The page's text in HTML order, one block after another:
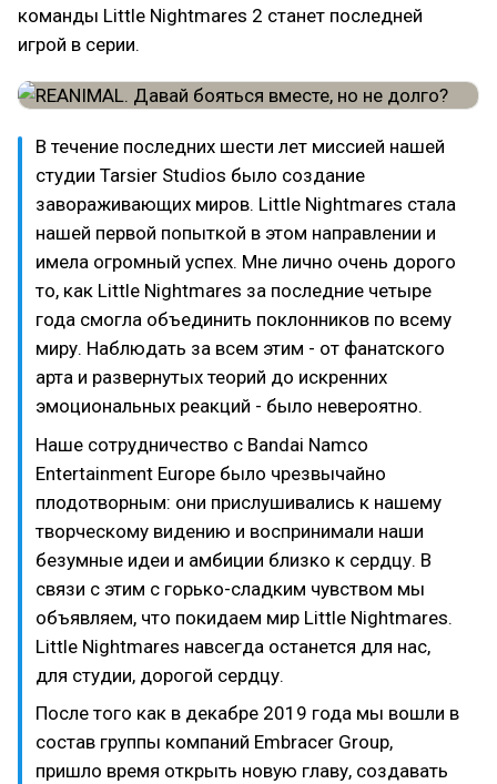
команды Little Nightmares 2 станет последней
игрой в серии.
В течение последних шести лет миссией нашей
студии Tarsier Studios было создание
завораживающих миров. Little Nightmares стала
нашей первой попыткой в этом направлении и
имела огромный успех. Мне лично очень дорого
то, как Little Nightmares за последние четыре
года смогла объединить поклонников по всему
миру. Наблюдать за всем этим - от фанатского
арта и развернутых теорий до искренних
эмоциональных реакций - было невероятно.
Наше сотрудничество с Bandai Namco
Entertainment Europe было чрезвычайно
плодотворным: они прислушивались к нашему
творческому видению и воспринимали наши
безумные идеи и амбиции близко к сердцу. В
связи с этим с горько-сладким чувством мы
объявляем, что покидаем мир Little Nightmares.
Little Nightmares навсегда останется для нас,
для студии, дорогой сердцу.
После того как в декабре 2019 года мы вошли в
состав группы компаний Embracer Group,
пришло время открыть новую главу, создавать